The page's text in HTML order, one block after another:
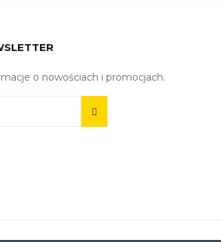
o nowościach i promocjach.